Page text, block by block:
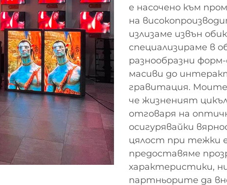
е насочено към
на
излизаме извън
специализираме в
разнообразни
масиви до
гравитация.
че жизненият
отговаря на
осигурявайки
цялост при тежки
предоставяме
характеристики,
партньорите да